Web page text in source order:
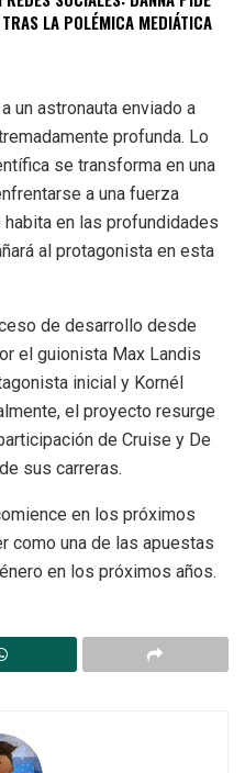
LA POLÉMICA MEDIÁTICA
un astronauta enviado a
profunda. Lo
se transforma en una
a una fuerza
en las profundidades
al protagonista en esta
de desarrollo desde
el guionista Max Landis
inicial y Kornél
el proyecto resurge
de Cruise y De
sus carreras.
en los próximos
como una de las apuestas
en los próximos años.